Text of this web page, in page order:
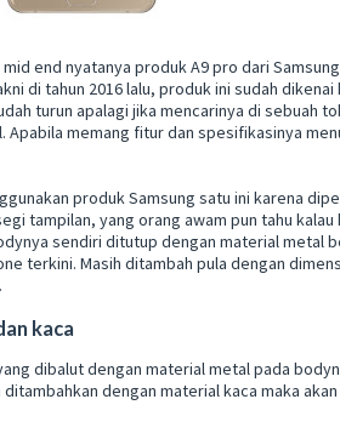
end nyatanya produk A9 pro dari
di tahun 2016 lalu, produk ini sudah dikenai
turun apalagi jika mencarinya di sebuah
memang fitur dan spesifikasinya
produk Samsung satu ini karena
tampilan, yang orang awam pun tahu
sendiri ditutup dengan material metal
terkini. Masih ditambah pula dengan
kaca
dibalut dengan material metal pada
dengan material kaca maka